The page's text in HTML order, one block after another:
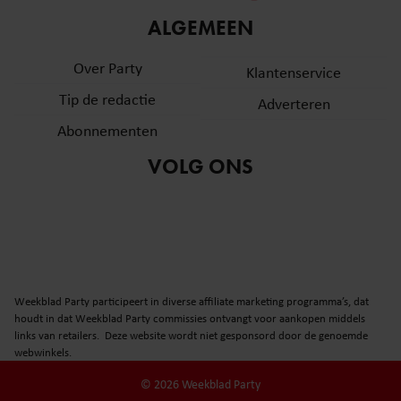
partners voor social media, adverteren en analyse. Deze
informatie die u aan ze heeft verstrekt of die ze hebben
verzameld op basis van uw gebruik van hun services. U
gebruiken.
ALGEMEEN
Over Party
Tip de redactie
Abonnementen
Klantenservice
Adverteren
VOLG ONS
Weekblad Party participeert in diverse affiliate marketing programma’s, dat
houdt in dat Weekblad Party commissies ontvangt voor aankopen middels
links van retailers. Deze website wordt niet gesponsord door de genoemde
webwinkels.
© 2026 Weekblad Party